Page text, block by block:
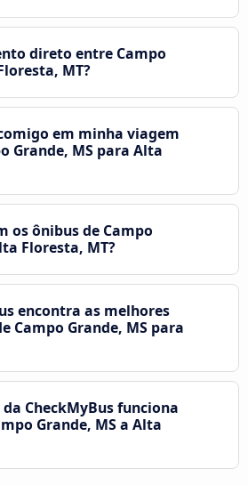
direto entre Campo
MT?
em minha viagem
Grande, MS para Alta
os ônibus de Campo
Floresta, MT?
encontra as melhores
Campo Grande, MS para
CheckMyBus funciona
Grande, MS a Alta